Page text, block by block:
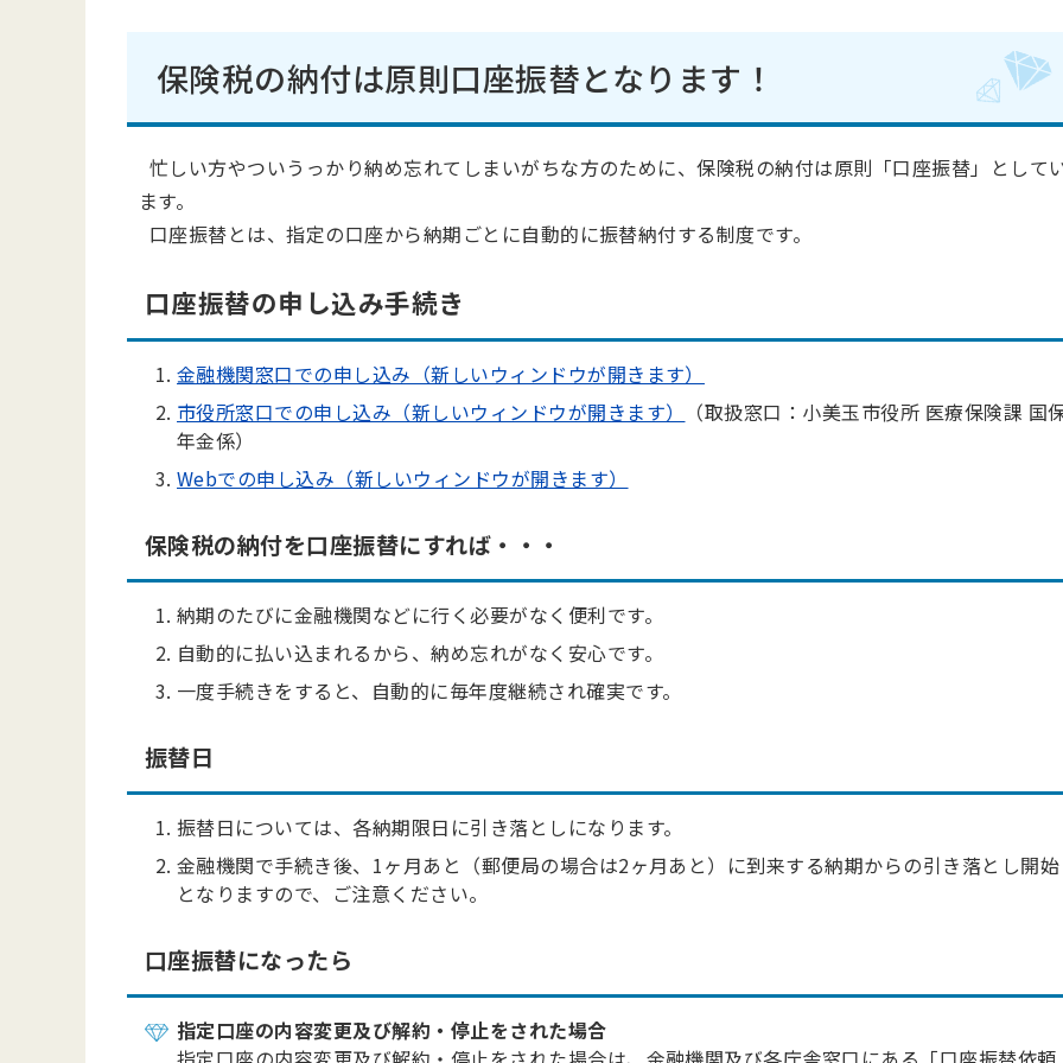
保険税の納付は原則口座振替となります！
忙しい方やついうっかり納め忘れてしまいがちな方のために、保険税の納付は原則「口座振替」として
ます。
口座振替とは、指定の口座から納期ごとに自動的に振替納付する制度です。
口座振替の申し込み手続き
金融機関窓口での申し込み（新しいウィンドウが開きます）
市役所窓口での申し込み（新しいウィンドウが開きます）
（取扱窓口：小美玉市役所 医療保険課 国
年金係）
Webでの申し込み（新しいウィンドウが開きます）
保険税の納付を口座振替にすれば・・・
納期のたびに金融機関などに行く必要がなく便利です。
自動的に払い込まれるから、納め忘れがなく安心です。
一度手続きをすると、自動的に毎年度継続され確実です。
振替日
振替日については、各納期限日に引き落としになります。
金融機関で手続き後、1ヶ月あと（郵便局の場合は2ヶ月あと）に到来する納期からの引き落とし開始
となりますので、ご注意ください。
口座振替になったら
指定口座の内容変更及び解約・停止をされた場合